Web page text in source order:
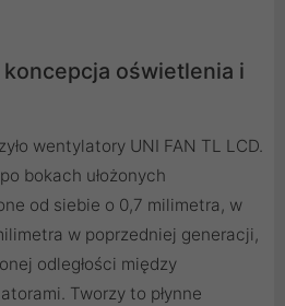
oświetlenia i
wentylatory UNI FAN TL LCD.
bokach ułożonych
od siebie o 0,7 milimetra, w
w poprzedniej generacji,
odległości między
Tworzy to płynne